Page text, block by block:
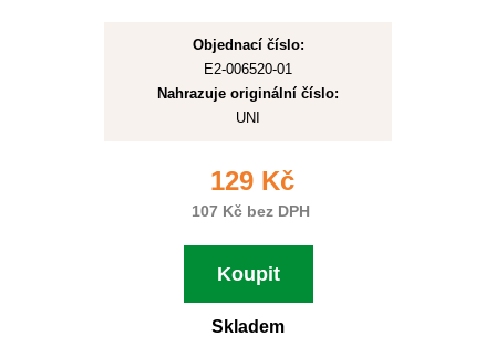
Objednací číslo:
E2-006520-01
Nahrazuje originální číslo:
UNI
129 Kč
107 Kč bez DPH
Koupit
Skladem